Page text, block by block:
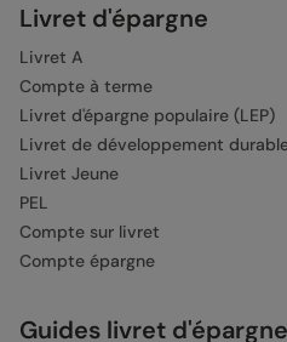
Livret d'épargne
Livret A
Compte à terme
Livret d'épargne populaire (LEP)
Livret de développement
Livret Jeune
PEL
Compte sur livret
Compte épargne
Guides livret d'épargne